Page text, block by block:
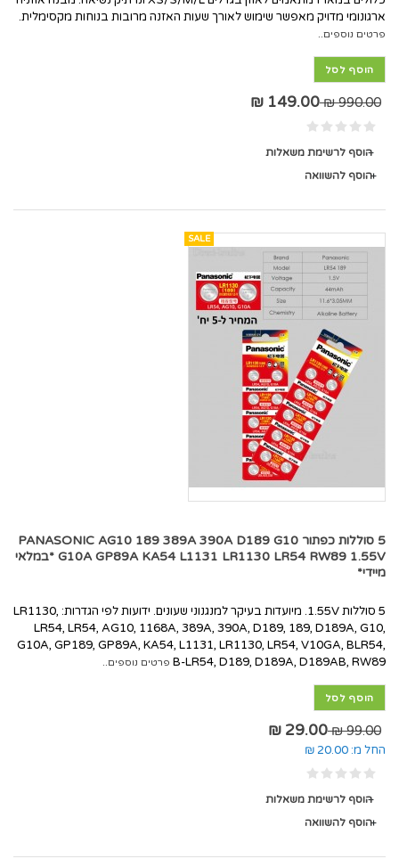
ארגונומי מדויק מאפשר שימוש לאורך שעות האזנה מרובות בנוחות מקסימלית.
פרטים נוספים..
הוסף לסל
990.00 ₪
149.00 ₪
הוסף לרשימת משאלות
הוסף להשוואה
SALE
5 סוללות כפתור PANASONIC AG10 189 389A 390A D189 G10
G10A GP89A KA54 L1131 LR1130 LR54 RW89 1.55V *במלאי
מיידי*
5 סוללות 1.55V. מיועדות בעיקר למנגנוני שעונים. ידועות לפי הגדרות: LR1130,
LR54, LR54, AG10, 1168A, 389A, 390A, D189, 189, D189A, G10,
G10A, GP189, GP89A, KA54, L1131, LR1130, LR54, V10GA, BLR54,
B-LR54, D189, D189A, D189AB, RW89 פרטים נוספים..
הוסף לסל
99.00 ₪
29.00 ₪
החל מ: 20.00 ₪
הוסף לרשימת משאלות
הוסף להשוואה